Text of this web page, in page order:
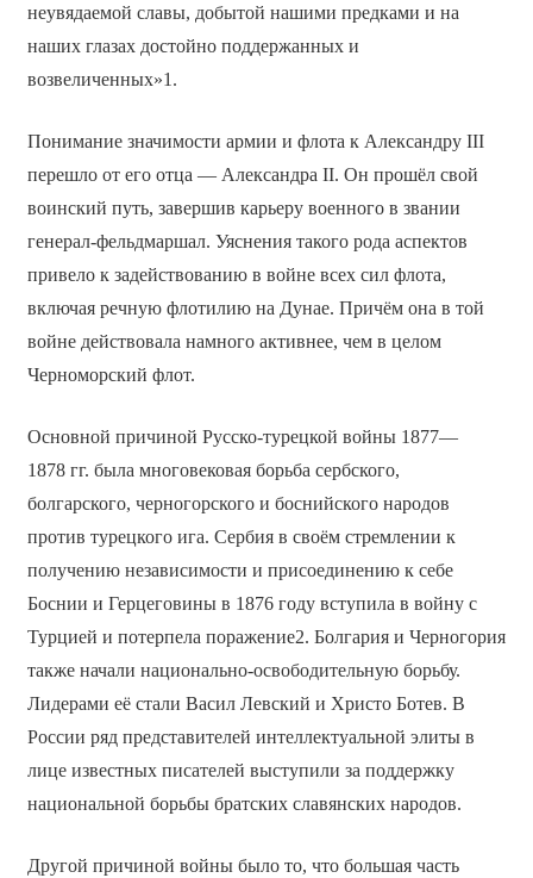
неувядаемой славы, добытой нашими предками и на
наших глазах достойно поддержанных и
возвеличенных»1.
Понимание значимости армии и флота к Александру III
перешло от его отца — Александра II. Он прошёл свой
воинский путь, завершив карьеру военного в звании
генерал-фельдмаршал. Уяснения такого рода аспектов
привело к задействованию в войне всех сил флота,
включая речную флотилию на Дунае. Причём она в той
войне действовала намного активнее, чем в целом
Черноморский флот.
Основной причиной Русско-турецкой войны 1877—
1878 гг. была многовековая борьба сербского,
болгарского, черногорского и боснийского народов
против турецкого ига. Сербия в своём стремлении к
получению независимости и присоединению к себе
Боснии и Герцеговины в 1876 году вступила в войну с
Турцией и потерпела поражение2. Болгария и Черногория
также начали национально-освободительную борьбу.
Лидерами её стали Васил Левский и Христо Ботев. В
России ряд представителей интеллектуальной элиты в
лице известных писателей выступили за поддержку
национальной борьбы братских славянских народов.
Другой причиной войны было то, что большая часть